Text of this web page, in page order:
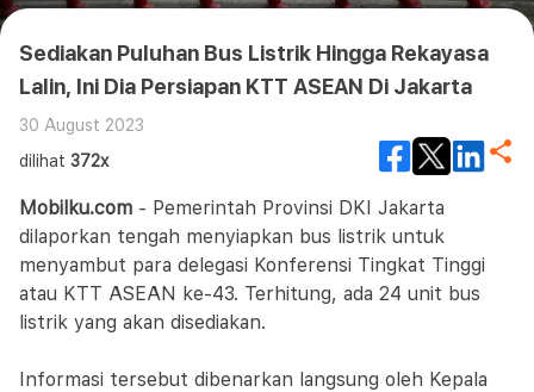
Sediakan Puluhan Bus Listrik Hingga Rekayasa
Lalin, Ini Dia Persiapan KTT ASEAN Di Jakarta
30 August 2023
dilihat 372x
Mobilku.com - Pemerintah Provinsi DKI Jakarta
dilaporkan tengah menyiapkan bus listrik untuk
menyambut para delegasi Konferensi Tingkat Tinggi
atau KTT ASEAN ke-43. Terhitung, ada 24 unit bus
listrik yang akan disediakan.
Informasi tersebut dibenarkan langsung oleh Kepala